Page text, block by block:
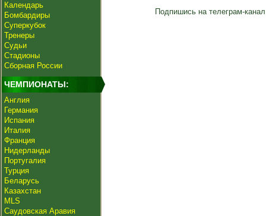
Календарь
Бомбардиры
Суперкубок
Тренеры
Судьи
Стадионы
Сборная России
ЧЕМПИОНАТЫ:
Англия
Германия
Испания
Италия
Франция
Нидерланды
Португалия
Турция
Беларусь
Казахстан
MLS
Саудовская Аравия
Подпишись на телеграм-